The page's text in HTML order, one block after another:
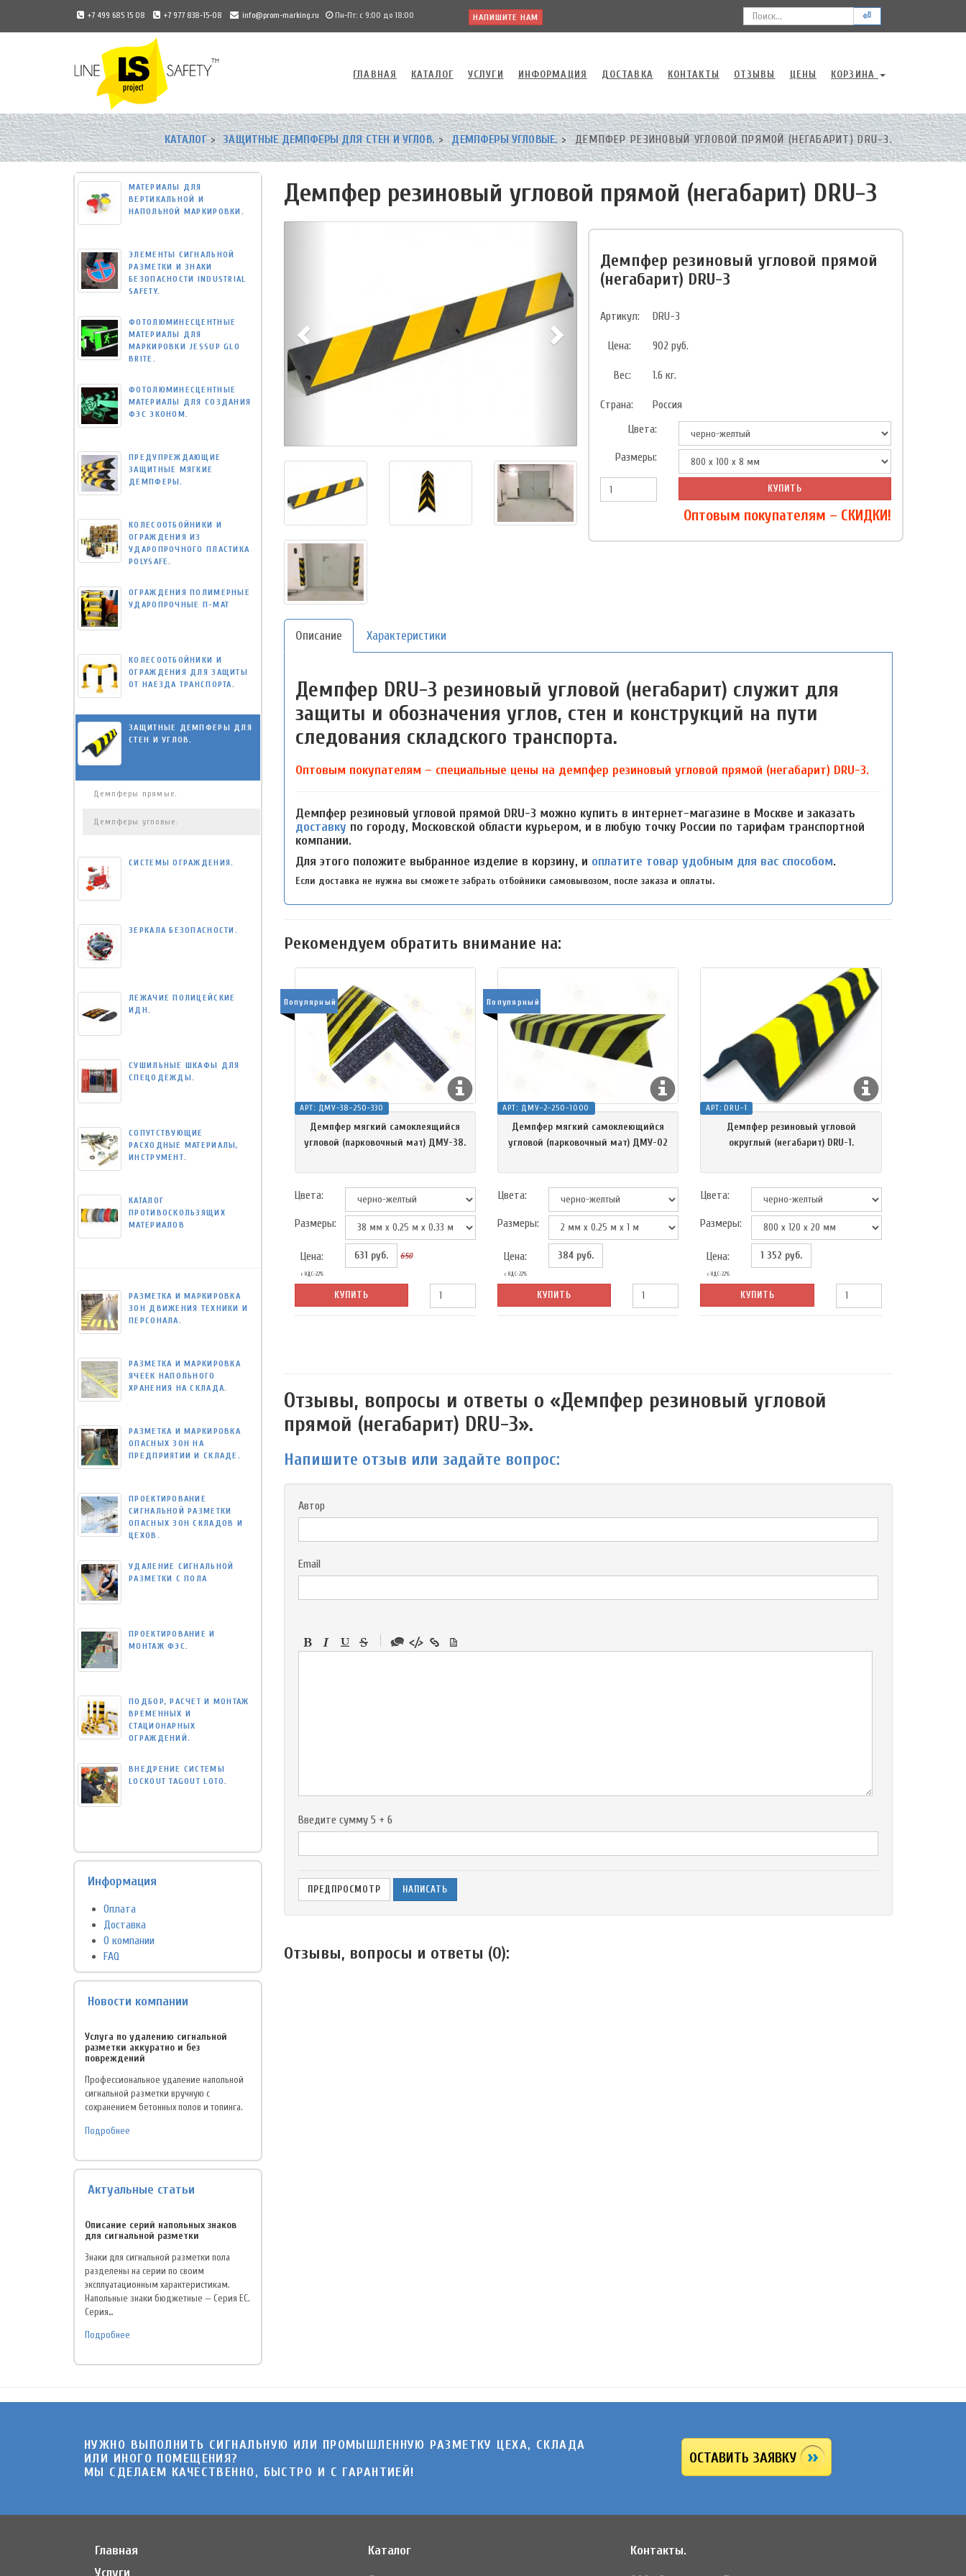
+7 499 685 15 08 +7 977 838-15-08 info@prom-marking.ru Пн-Пт: с 9:00 до 18:00 НАПИШИТЕ НАМ ⏎
Universal
-
go
to
homepage
ГЛАВНАЯ КАТАЛОГ УСЛУГИ ИНФОРМАЦИЯ ДОСТАВКА КОНТАКТЫ ОТЗЫВЫ ЦЕНЫ КОРЗИНА
КАТАЛОГ ЗАЩИТНЫЕ ДЕМПФЕРЫ ДЛЯ СТЕН И УГЛОВ. ДЕМПФЕРЫ УГЛОВЫЕ. ДЕМПФЕР РЕЗИНОВЫЙ УГЛОВОЙ ПРЯМОЙ (НЕГАБАРИТ) DRU-3.
Демпфер резиновый угловой прямой (негабарит) DRU-3
Демпфер резиновый угловой прямой
(негабарит) DRU-3
Артикул: DRU-3
Цена: 902 руб.
Вес: 1.6 кг.
Страна:
Россия
Цвета:
Размеры:
КУПИТЬ
Оптовым покупателям – СКИДКИ!
Описание Характеристики
Демпфер DRU-3 резиновый угловой (негабарит) служит для
защиты и обозначения углов, стен и конструкций на пути
следования складского транспорта.
Оптовым покупателям – специальные цены на демпфер резиновый угловой прямой (негабарит) DRU-3.
Демпфер резиновый угловой прямой DRU-3 можно купить в интернет-магазине в Москве и заказать
доставку по городу, Московской области курьером, и в любую точку России по тарифам транспортной
компании.
Для этого положите выбранное изделие в корзину, и оплатите товар удобным для вас способом.
Если доставка не нужна вы сможете забрать отбойники самовывозом, после заказа и оплаты.
Рекомендуем обратить внимание на:
АРТ: ДМУ-38-250-330
Демпфер мягкий самоклеящийся
угловой (парковочный мат) ДМУ-38.
Цвета:
Размеры:
Цена:
с НДС-22%
631 руб. 650
КУПИТЬ
Популярный
АРТ: ДМУ-2-250-1000
Демпфер мягкий самоклеющийся
угловой (парковочный мат) ДМУ-02
Цвета:
Размеры:
Цена:
с НДС-22%
384руб.
КУПИТЬ
Популярный
АРТ:DRU-1
Демпфер резиновый угловой
округлый (негабарит) DRU-1.
Цвета:
Размеры:
Цена:
с НДС-22%
1 352 руб.
КУПИТЬ
Отзывы, вопросы и ответы о «Демпфер резиновый угловой
прямой (негабарит) DRU-3».
Напишите отзыв или задайте вопрос:
Автор
Email
-
-
Введите сумму 5 + 6
Отзывы, вопросы и ответы (0):
МАТЕРИАЛЫ ДЛЯ
ВЕРТИКАЛЬНОЙ И
НАПОЛЬНОЙ МАРКИРОВКИ.
ЭЛЕМЕНТЫ СИГНАЛЬНОЙ
РАЗМЕТКИ И ЗНАКИ
БЕЗОПАСНОСТИ INDUSTRIAL
SAFETY.
ФОТОЛЮМИНЕСЦЕНТНЫЕ
МАТЕРИАЛЫ ДЛЯ
МАРКИРОВКИ JESSUP GLO
BRITE.
ФОТОЛЮМИНЕСЦЕНТНЫЕ
МАТЕРИАЛЫ ДЛЯ СОЗДАНИЯ
ФЭС ЭКОНОМ.
ПРЕДУПРЕЖДАЮЩИЕ
ЗАЩИТНЫЕ МЯГКИЕ
ДЕМПФЕРЫ.
КОЛЕСООТБОЙНИКИ И
ОГРАЖДЕНИЯ ИЗ
УДАРОПРОЧНОГО ПЛАСТИКА
POLYSAFE.
ОГРАЖДЕНИЯ ПОЛИМЕРНЫЕ
УДАРОПРОЧНЫЕ П-МАТ
КОЛЕСООТБОЙНИКИ И
ОГРАЖДЕНИЯ ДЛЯ ЗАЩИТЫ
ОТ НАЕЗДА ТРАНСПОРТА.
ЗАЩИТНЫЕ ДЕМПФЕРЫ ДЛЯ
СТЕН И УГЛОВ.
Демпферы прямые.
Демпферы угловые.
СИСТЕМЫ ОГРАЖДЕНИЯ.
ЗЕРКАЛА БЕЗОПАСНОСТИ.
ЛЕЖАЧИЕ ПОЛИЦЕЙСКИЕ
ИДН.
СУШИЛЬНЫЕ ШКАФЫ ДЛЯ
СПЕЦОДЕЖДЫ.
СОПУТСТВУЮЩИЕ
РАСХОДНЫЕ МАТЕРИАЛЫ,
ИНСТРУМЕНТ.
КАТАЛОГ
ПРОТИВОСКОЛЬЗЯЩИХ
МАТЕРИАЛОВ
РАЗМЕТКА И МАРКИРОВКА
ЗОН ДВИЖЕНИЯ ТЕХНИКИ И
ПЕРСОНАЛА.
РАЗМЕТКА И МАРКИРОВКА
ЯЧЕЕК НАПОЛЬНОГО
ХРАНЕНИЯ НА СКЛАДА.
РАЗМЕТКА И МАРКИРОВКА
ОПАСНЫХ ЗОН НА
ПРЕДПРИЯТИИ И СКЛАДЕ.
ПРОЕКТИРОВАНИЕ
СИГНАЛЬНОЙ РАЗМЕТКИ
ОПАСНЫХ ЗОН СКЛАДОВ И
ЦЕХОВ.
УДАЛЕНИЕ СИГНАЛЬНОЙ
РАЗМЕТКИ С ПОЛА
ПРОЕКТИРОВАНИЕ И
МОНТАЖ ФЭС.
ПОДБОР, РАСЧЕТ И МОНТАЖ
ВРЕМЕННЫХ И
СТАЦИОНАРНЫХ
ОГРАЖДЕНИЙ.
ВНЕДРЕНИЕ СИСТЕМЫ
LOCKOUT TAGOUT LOTO.
Информация
Оплата
Доставка
О компании
FAQ
Новости компании
Услуга по удалению сигнальной
разметки аккуратно и без
повреждений
Профессиональное удаление напольной
сигнальной разметки вручную с
сохранением бетонных полов и топинга.
Подробнее
Актуальные статьи
Описание серий напольных знаков
для сигнальной разметки
Знаки для сигнальной разметки пола
разделены на серии по своим
эксплуатационным характеристикам.
Напольные знаки бюджетные — Серия EC.
Серия…
Подробнее
НУЖНО ВЫПОЛНИТЬ СИГНАЛЬНУЮ ИЛИ ПРОМЫШЛЕННУЮ РАЗМЕТКУ ЦЕХА, СКЛАДА
ИЛИ ИНОГО ПОМЕЩЕНИЯ?
МЫ СДЕЛАЕМ КАЧЕСТВЕННО, БЫСТРО И C ГАРАНТИЕЙ!
ОСТАВИТЬ ЗАЯВКУ
Главная
Услуги
Каталог Контакты.